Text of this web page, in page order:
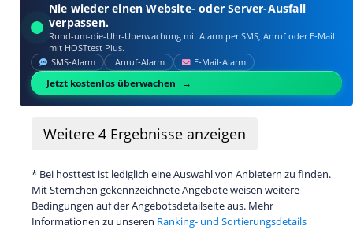
Nie wieder einen Website- oder Server-Ausfall
verpassen.
Rund-um-die-Uhr-Überwachung mit Alarm per SMS, Anruf oder E‑Mail
mit HOSTtest Plus.
SMS‑Alarm Anruf‑Alarm E‑Mail‑Alarm
Jetzt kostenlos überwachen
Weitere 4 Ergebnisse anzeigen
* Bei hosttest ist lediglich eine Auswahl von Anbietern zu finden.
Mit Sternchen gekennzeichnete Angebote weisen weitere
Bedingungen auf der Angebotsdetailseite aus. Mehr
Informationen zu unseren Ranking- und Sortierungsdetails